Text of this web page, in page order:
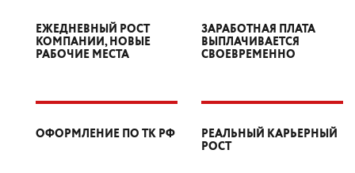
ЕЖЕДНЕВНЫЙ РОСТ
КОМПАНИИ, НОВЫЕ
РАБОЧИЕ МЕСТА
ЗАРАБОТНАЯ ПЛАТА
ВЫПЛАЧИВАЕТСЯ
СВОЕВРЕМЕННО
ОФОРМЛЕНИЕ ПО ТК РФ
РЕАЛЬНЫЙ КАРЬЕРНЫЙ
РОСТ